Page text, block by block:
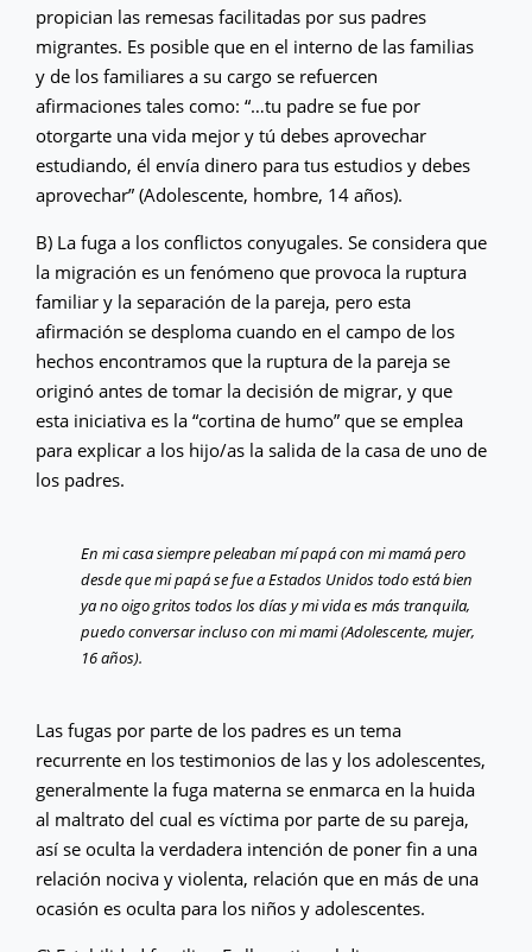
propician las remesas facilitadas por sus padres
migrantes. Es posible que en el interno de las familias
y de los familiares a su cargo se refuercen
afirmaciones tales como: “…tu padre se fue por
otorgarte una vida mejor y tú debes aprovechar
estudiando, él envía dinero para tus estudios y debes
aprovechar” (Adolescente, hombre, 14 años).
B) La fuga a los conflictos conyugales. Se considera que
la migración es un fenómeno que provoca la ruptura
familiar y la separación de la pareja, pero esta
afirmación se desploma cuando en el campo de los
hechos encontramos que la ruptura de la pareja se
originó antes de tomar la decisión de migrar, y que
esta iniciativa es la “cortina de humo” que se emplea
para explicar a los hijo/as la salida de la casa de uno de
los padres.
En mi casa siempre peleaban mí papá con mi mamá pero
desde que mi papá se fue a Estados Unidos todo está bien
ya no oigo gritos todos los días y mi vida es más tranquila,
puedo conversar incluso con mi mami (Adolescente, mujer,
16 años).
Las fugas por parte de los padres es un tema
recurrente en los testimonios de las y los adolescentes,
generalmente la fuga materna se enmarca en la huida
al maltrato del cual es víctima por parte de su pareja,
así se oculta la verdadera intención de poner fin a una
relación nociva y violenta, relación que en más de una
ocasión es oculta para los niños y adolescentes.